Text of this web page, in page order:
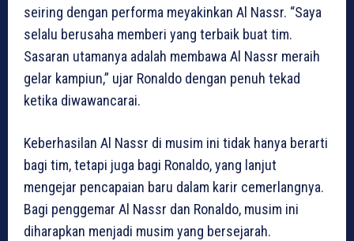
seiring dengan performa meyakinkan Al Nassr. “Saya
selalu berusaha memberi yang terbaik buat tim.
Sasaran utamanya adalah membawa Al Nassr meraih
gelar kampiun,” ujar Ronaldo dengan penuh tekad
ketika diwawancarai.
Keberhasilan Al Nassr di musim ini tidak hanya berarti
bagi tim, tetapi juga bagi Ronaldo, yang lanjut
mengejar pencapaian baru dalam karir cemerlangnya.
Bagi penggemar Al Nassr dan Ronaldo, musim ini
diharapkan menjadi musim yang bersejarah.